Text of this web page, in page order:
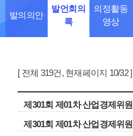
발의의안
발언회의
록
의정활동
영상
[ 전체 319건, 현재페이지 10/32 ]
제301회 제01차 산업경제위
제301회 제01차 산업경제위